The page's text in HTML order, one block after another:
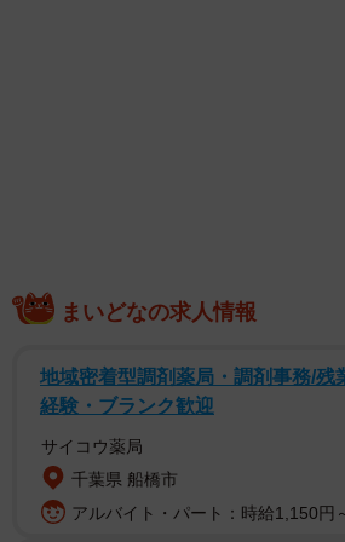
ガンダムのエンブレム模様のテーブルライナ
ん）
まいどなの求人情報
地域密着型調剤薬局・調剤事務/残
経験・ブランク歓迎
サイコウ薬局
千葉県 船橋市
アルバイト・パート：時給1,150円